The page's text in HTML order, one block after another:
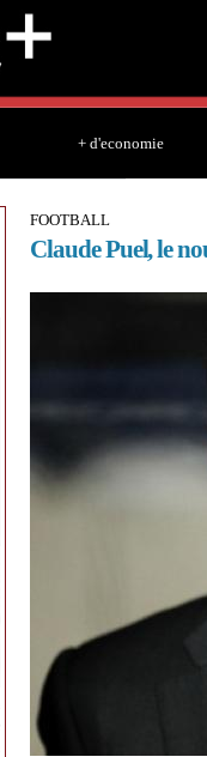
+ d'economie
FOOTBALL
Claude Puel, le